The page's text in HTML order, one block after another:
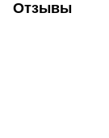
Отзывы